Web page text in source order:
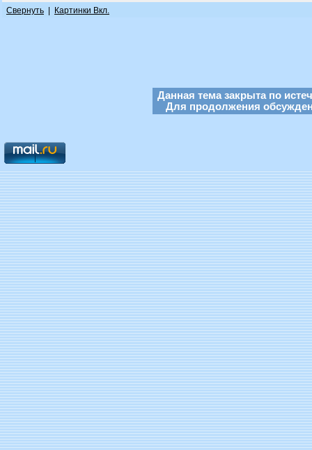
Свернуть Картинки Вкл.
Данная тема закрыта по
Для продолжения